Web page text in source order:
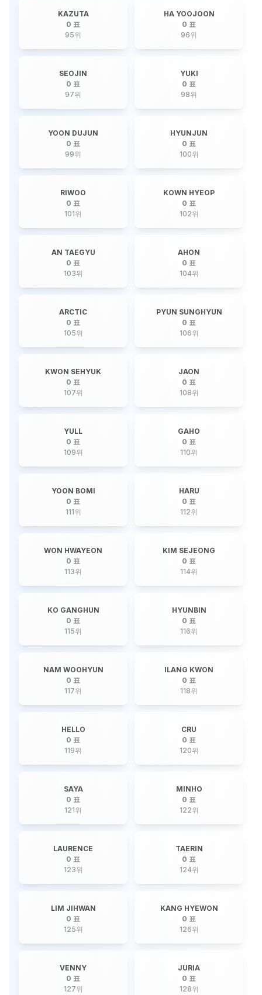
KAZUTA
0 표
95위
HA YOOJOON
0 표
96위
SEOJIN
0 표
97위
YUKI
0 표
98위
YOON DUJUN
0 표
99위
HYUNJUN
0 표
100위
RIWOO
0 표
101위
KOWN HYEOP
0 표
102위
AN TAEGYU
0 표
103위
AHON
0 표
104위
ARCTIC
0 표
105위
PYUN SUNGHYUN
0 표
106위
KWON SEHYUK
0 표
107위
JAON
0 표
108위
YULL
0 표
109위
GAHO
0 표
110위
YOON BOMI
0 표
111위
HARU
0 표
112위
WON HWAYEON
0 표
113위
KIM SEJEONG
0 표
114위
KO GANGHUN
0 표
115위
HYUNBIN
0 표
116위
NAM WOOHYUN
0 표
117위
ILANG KWON
0 표
118위
HELLO
0 표
119위
CRU
0 표
120위
SAYA
0 표
121위
MINHO
0 표
122위
LAURENCE
0 표
123위
TAERIN
0 표
124위
LIM JIHWAN
0 표
125위
KANG HYEWON
0 표
126위
VENNY
0 표
127위
JURIA
0 표
128위